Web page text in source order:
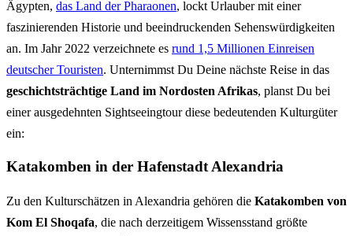
Ägypten, das Land der Pharaonen, lockt Urlauber mit einer
faszinierenden Historie und beeindruckenden Sehenswürdigkeiten
an. Im Jahr 2022 verzeichnete es rund 1,5 Millionen Einreisen
deutscher Touristen. Unternimmst Du Deine nächste Reise in das
geschichtsträchtige Land im Nordosten Afrikas, planst Du bei
einer ausgedehnten Sightseeingtour diese bedeutenden Kulturgüter
ein:
Katakomben in der Hafenstadt Alexandria
Zu den Kulturschätzen in Alexandria gehören die Katakomben von
Kom El Shoqafa, die nach derzeitigem Wissensstand größte